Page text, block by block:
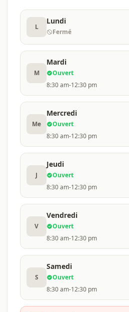
L
Lundi
Fermé
M
Mardi
Ouvert
8:30 am-12:30 pm
Me
Mercredi
Ouvert
8:30 am-12:30 pm
J
Jeudi
Ouvert
8:30 am-12:30 pm
V
Vendredi
Ouvert
8:30 am-12:30 pm
S
Samedi
Ouvert
8:30 am-12:30 pm